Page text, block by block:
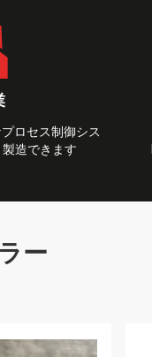
ロセス制御シス
造できます
ー